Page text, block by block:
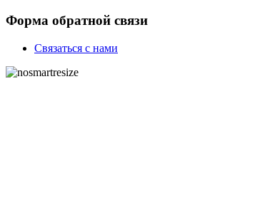
Форма обратной связи
Связаться с нами